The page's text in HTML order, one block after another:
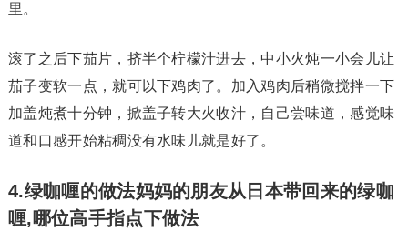
里。
滚了之后下茄片，挤半个柠檬汁进去，中小火炖一小会儿让
茄子变软一点，就可以下鸡肉了。加入鸡肉后稍微搅拌一下
加盖炖煮十分钟，掀盖子转大火收汁，自己尝味道，感觉味
道和口感开始粘稠没有水味儿就是好了。
4.绿咖喱的做法妈妈的朋友从日本带回来的绿咖
喱,哪位高手指点下做法